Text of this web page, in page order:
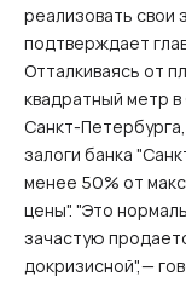
реализовать свои
подтверждает
Отталкиваясь от
квадратный метр
Санкт-
залоги банка
менее 50% от
цены". "Это
зачастую
докризисной",—